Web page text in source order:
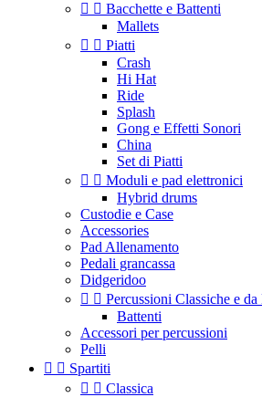
  Bacchette e Battenti
Mallets
  Piatti
Crash
Hi Hat
Ride
Splash
Gong e Effetti Sonori
China
Set di Piatti
  Moduli e pad elettronici
Hybrid drums
Custodie e Case
Accessories
Pad Allenamento
Pedali grancassa
Didgeridoo
  Percussioni Classiche e da
Battenti
Accessori per percussioni
Pelli
  Spartiti
  Classica